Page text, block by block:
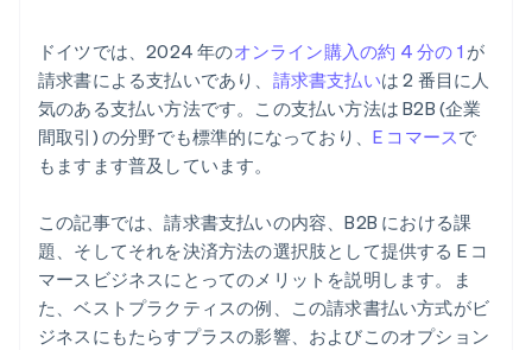
ドイツでは、2024 年のオンライン購入の約 4 分の 1 が
請求書による支払いであり、 請求書支払いは 2 番目に人
気のある支払い方法です。この支払い方法は B2B (企業
間取引) の分野でも標準的になっており、 E コマースで
もますます普及しています。
この記事では、請求書支払いの内容、B2B における課
題、そしてそれを決済方法の選択肢として提供する E コ
マースビジネスにとってのメリットを説明します。ま
た、ベストプラクティスの例、この請求書払い方式がビ
ジネスにもたらすプラスの影響、およびこのオプション